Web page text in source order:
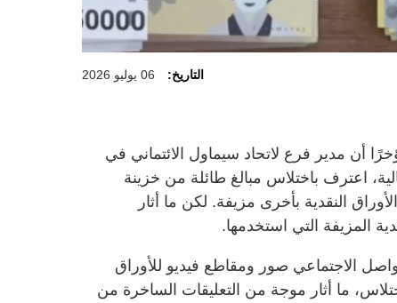
التاريخ: 06 يوليو 2026
أن مدير فرع لاتحاد سيماول الائتماني في
اعترف باختلاس مبالغ طائلة من خزينة
النقدية بأخرى مزيفة. لكن ما أثار
المزيفة التي استخدمها.
الاجتماعي صور ومقاطع فيديو للأوراق
ما أثار موجة من التعليقات الساخرة من